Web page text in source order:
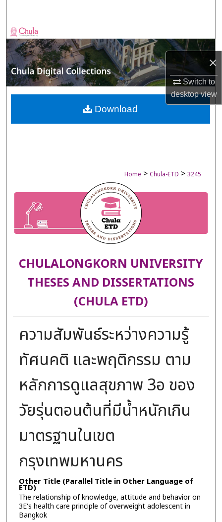
×
Switch to
desktopview
Browse Collections
My Account
About
Digital Commons Network™
Home > Chula-ETD > 3245
CHULALONGKORN UNIVERSITY
THESES AND DISSERTATIONS
(CHULA ETD)
ความสัมพันธ์ระหว่างความรู้
ทัศนคติ และพฤติกรรม ตาม
หลักการดูแลสุขภาพ 3อ ของ
วัยรุ่นตอนต้นที่มีน้ำหนักเกิน
มาตรฐานในเขต
กรุงเทพมหานคร
Other Title (Parallel Title in Other Language of
ETD)
The relationship of knowledge, attitude and behavior on
3E's health care principle of overweight adolescent in
Bangkok
Download